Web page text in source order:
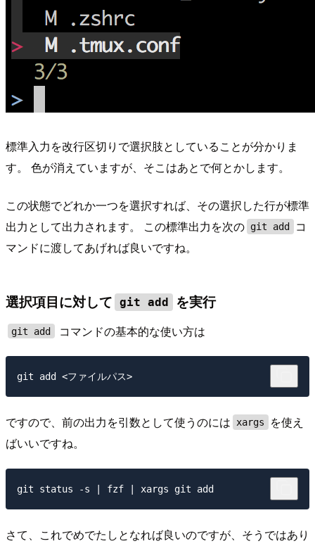
標準入力を改行区切りで選択肢としていることが分かりま
す。 色が消えていますが、そこはあとで何とかします。
この状態でどれか一つを選択すれば、その選択した行が標準
出力として出力されます。 この標準出力を次の git add
コ
マンドに渡してあげれば良いですね。
選択項目に対して git add を実行
git add コマンドの基本的な使い方は
ですので、前の出力を引数として使うのには xargs
を使え
ばいいですね。
さて、これでめでたしとなれば良いのですが、そうではあり